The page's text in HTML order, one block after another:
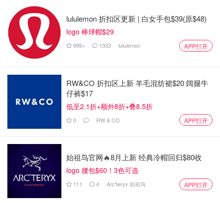
lululemon 折扣区更新 | 白女手包$39(原$48)
logo 棒球帽$29
999+ 1333 lululemon APP打开
RW&CO 折扣区上新 羊毛混纺裙$20 阔腿牛
仔裤$17
低至2.1折+额外8折+叠8.5折
0 RW & CO APP打开
始祖鸟官网🔥8月上新 经典冷帽回归$80收
logo 腰包$60！3色可选
111 4 Arc'teryx 始祖鸟 APP打开